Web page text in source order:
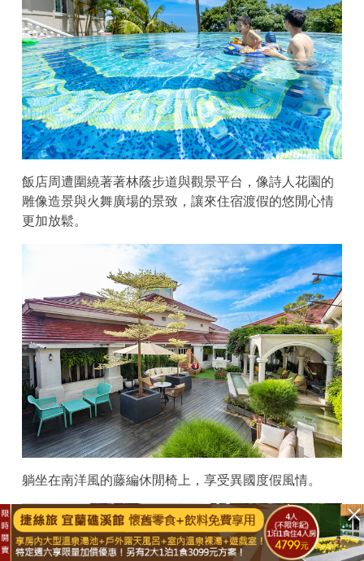
飯店周遭圍繞著著林蔭步道與觀景平台，像詩人花園的
雕像造景與火舞廣場的景致，讓來住宿渡假的悠閒心情
更加放鬆。
躺坐在南洋風的藤編休閒椅上，享受異國度假風情。
已結束